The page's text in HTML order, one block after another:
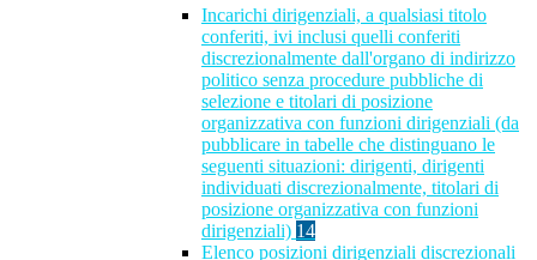
Incarichi dirigenziali, a qualsiasi titolo
conferiti, ivi inclusi quelli conferiti
discrezionalmente dall'organo di indirizzo
politico senza procedure pubbliche di
selezione e titolari di posizione
organizzativa con funzioni dirigenziali (da
pubblicare in tabelle che distinguano le
seguenti situazioni: dirigenti, dirigenti
individuati discrezionalmente, titolari di
posizione organizzativa con funzioni
dirigenziali) 14
Elenco posizioni dirigenziali discrezionali